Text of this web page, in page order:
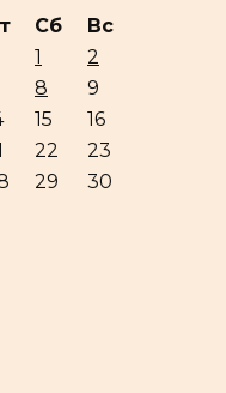
Сб
Вс
1
2
8
9
15
16
22
23
29
30